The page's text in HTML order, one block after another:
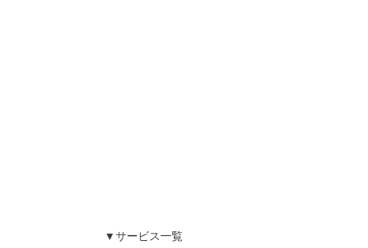
▼サービス一覧